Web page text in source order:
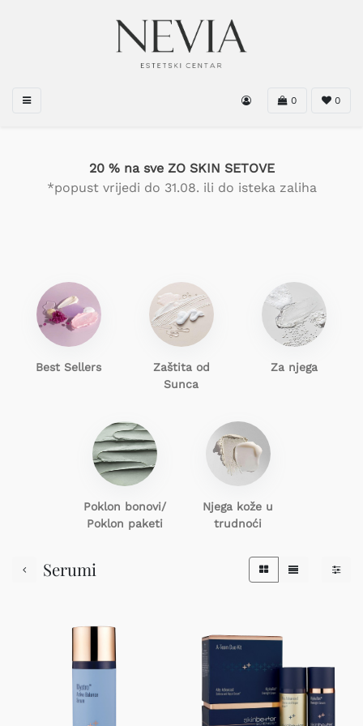
0 0
20 % na sve ZO SKIN SETOVE
*popust vrijedi do 31.08. ili do isteka zaliha
Best Sellers
Zaštita od
Sunca
Za njega
Poklon bonovi/
Poklon paketi
Njega kože u
trudnoći
Serumi